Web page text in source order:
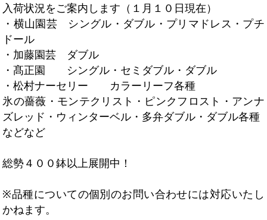
入荷状況をご案内します（１月１０日現在）
・横山園芸 シングル・ダブル・プリマドレス・プチ
ドール
・加藤園芸 ダブル
・髙正園 シングル・セミダブル・ダブル
・松村ナーセリー カラーリーフ各種
氷の薔薇・モンテクリスト・ピンクフロスト・アンナ
ズレッド・ウィンターベル・多弁ダブル・ダブル各種
などなど
総勢４００鉢以上展開中！
※品種についての個別のお問い合わせには対応いたし
かねます。